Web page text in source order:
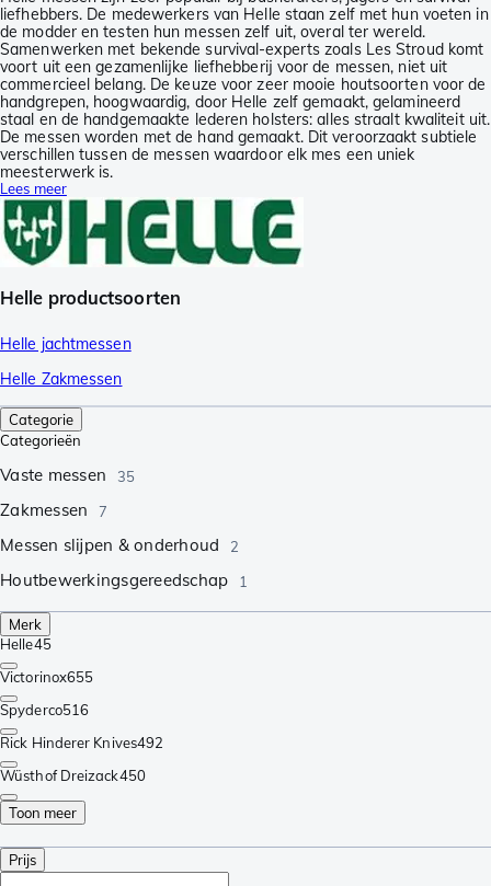
liefhebbers. De medewerkers van Helle staan zelf met hun voeten in
de modder en testen hun messen zelf uit, overal ter wereld.
Samenwerken met bekende survival-experts zoals Les Stroud komt
voort uit een gezamenlijke liefhebberij voor de messen, niet uit
commercieel belang. De keuze voor zeer mooie houtsoorten voor de
handgrepen, hoogwaardig, door Helle zelf gemaakt, gelamineerd
staal en de handgemaakte lederen holsters: alles straalt kwaliteit uit.
De messen worden met de hand gemaakt. Dit veroorzaakt subtiele
verschillen tussen de messen waardoor elk mes een uniek
meesterwerk is.
Lees meer
Helle productsoorten
Helle jachtmessen
Helle Zakmessen
Categorie
Categorieën
Vaste messen 35
Zakmessen 7
Messen slijpen & onderhoud 2
Houtbewerkingsgereedschap 1
Merk
Helle45
Victorinox655
Spyderco516
Rick Hinderer Knives492
Wüsthof Dreizack450
Toon meer
Prijs